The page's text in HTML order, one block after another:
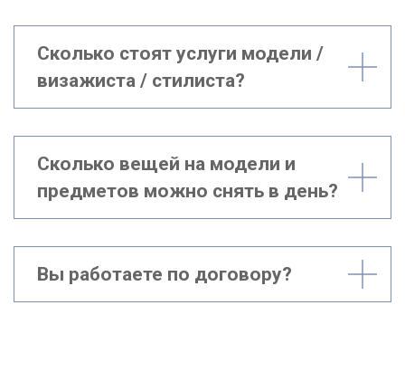
Сколько стоят услуги модели /
визажиста / стилиста?
Сколько вещей на модели и
предметов можно снять в день?
Вы работаете по договору?